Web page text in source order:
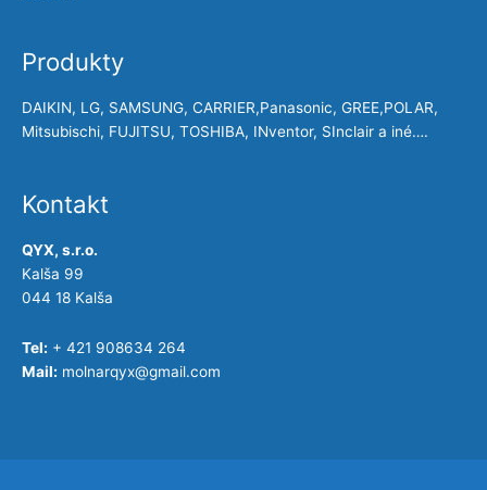
Produkty
DAIKIN, LG, SAMSUNG, CARRIER,Panasonic, GREE,POLAR,
Mitsubischi, FUJITSU, TOSHIBA, INventor, SInclair a iné….
Kontakt
QYX, s.r.o.
Kalša 99
044 18 Kalša
Tel: + 421 908634 264
Mail: molnarqyx@gmail.com